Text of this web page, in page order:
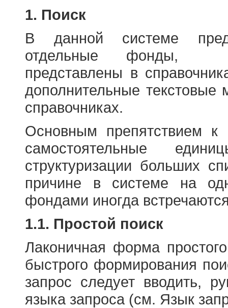
1. Поиск
В данной системе
отдельные фонды,
представлены в
дополнительные
справочниках.
Основным препятствием
самостоятельные
структуризации больших
причине в системе на
фондами иногда
1.1. Простой поиск
Лаконичная форма
быстрого формирования
запрос следует вводить,
языка запроса (см. Язык